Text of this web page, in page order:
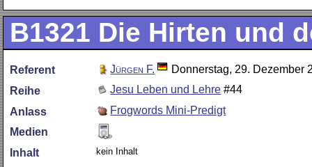
B1321 Die Hirten und
Referent Jürgen F.
Donnerstag, 29. Dezember
Reihe
Jesu Leben und Lehre #44
Anlass
Frogwords Mini-Predigt
Medien
Inhalt
kein Inhalt